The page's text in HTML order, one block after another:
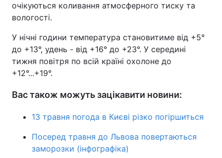
очікуються коливання атмосферного тиску та
вологості.
У нічні години температура становитиме від +5°
до +13°, удень - від +16° до +23°. У середині
тижня повітря по всій країні охолоне до
+12°...+19°.
Вас також можуть зацікавити новини:
13 травня погода в Києві різко погіршиться
Посеред травня до Львова повертаються
заморозки (інфографіка)